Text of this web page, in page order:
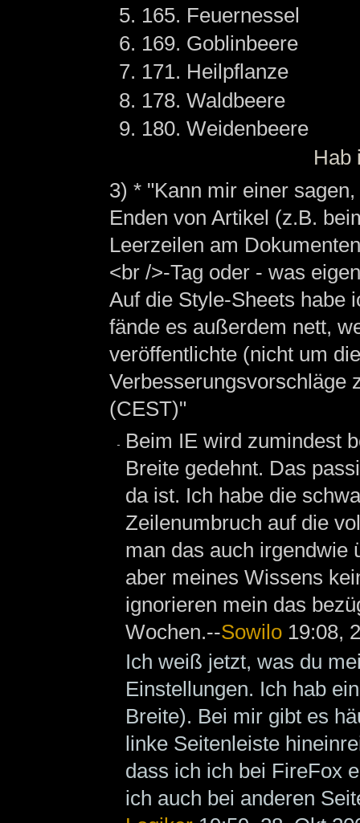
165. Feuernessel
169. Goblinbeere
171. Heilpflanze
178. Waldbeere
180. Weidenbeere
Hab
3) * "Kann mir einer
Enden von Artikel (z.B.
Leerzeilen am
<br />-Tag oder - was
Auf die Style-Sheets habe
fände es außerdem nett,
veröffentlichte (nicht um
Verbesserungsvorschläge
(CEST)"
Beim IE wird zumindest
Breite gedehnt. Das
da ist. Ich habe die
Zeilenumbruch auf die
man das auch irgendwie
aber meines Wissens
ignorieren mein das
Wochen.--Sowilo 19:08,
Ich weiß jetzt, was du
Einstellungen. Ich hab
Breite). Bei mir gibt es
linke Seitenleiste
dass ich ich bei FireFox
ich auch bei anderen